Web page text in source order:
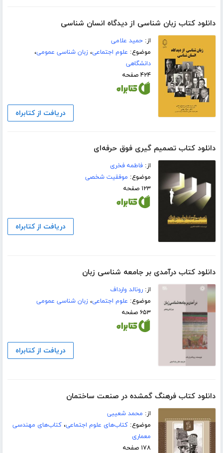
دانلود کتاب زبان شناسی از دیدگاه انسان شناسی
از:حمید علامی
موضوع: علوم اجتماعی،زبان شناسی عمومی،
دانشگاهی
۴۲۴ صفحه
دریافت از کتابراه
دانلود کتاب تصمیم گیری فوق حرفه‌ای
از:فاطمه فخری
موضوع: موفقیت شخصی
۱۲۳ صفحه
دریافت از کتابراه
دانلود کتاب درآمدی بر جامعه شناسی زبان
از:رونالد وارداف
موضوع: علوم اجتماعی،زبان شناسی عمومی
۶۵۳ صفحه
دریافت از کتابراه
دانلود کتاب فرهنگ گمشده در صنعت ساختمان
از: محمد شعیبی
موضوع:کتاب‌های علوم اجتماعی،کتاب‌های مهندسی
معماری
۱۷۸ صفحه